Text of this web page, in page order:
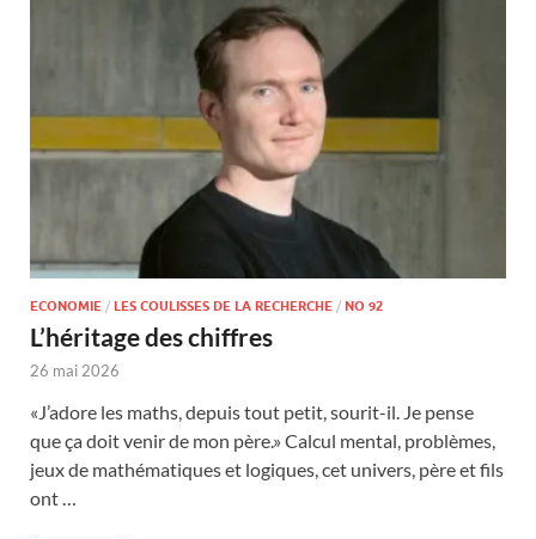
ECONOMIE / LES COULISSES DE LA RECHERCHE / NO 92
L’héritage des chiffres
26 mai 2026
«J’adore les maths, depuis tout petit, sourit-il. Je pense
que ça doit venir de mon père.» Calcul mental, problèmes,
jeux de mathématiques et logiques, cet univers, père et fils
ont …